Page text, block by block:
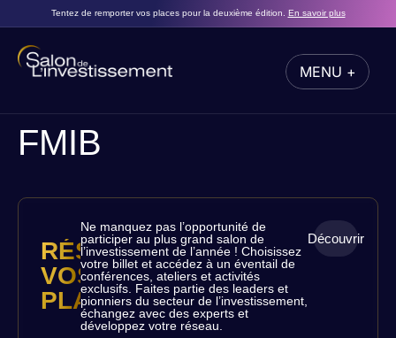
Tentez de remporter vos places pour la deuxième édition. En savoir plus
MENU +
FMIB
RÉSERVEZ
VOS
PLACES
Découvrir
Ne manquez pas l’opportunité de
participer au plus grand salon de
l’investissement de l’année ! Choisissez
votre billet et accédez à un éventail de
conférences, ateliers et activités
exclusifs. Faites partie des leaders et
pionniers du secteur de l’investissement,
échangez avec des experts et
développez votre réseau.